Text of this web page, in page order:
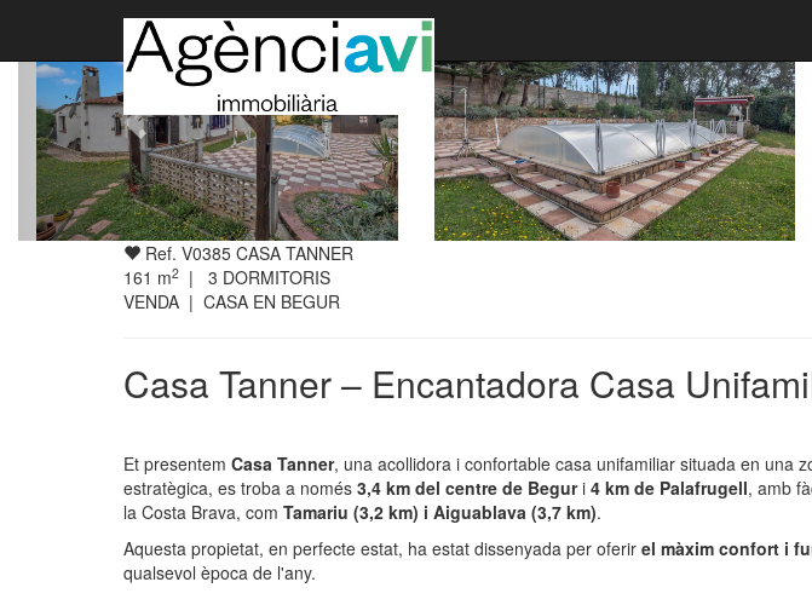
Ref. V0385 CASA TANNER
161 m2 | 3 DORMITORIS
VENDA | CASA EN BEGUR
Casa Tanner – Encantadora Casa
Et presentem Casa Tanner, una acollidora i confortable casa unifamiliar situada en una
estratègica, es troba a només 3,4 km del centre de Beguri 4 km de Palafrugell, amb
la Costa Brava, com Tamariu (3,2 km) i Aiguablava (3,7 km).
Aquesta propietat, en perfecte estat, ha estat dissenyada per oferir el màxim confort i
qualsevol època de l'any.